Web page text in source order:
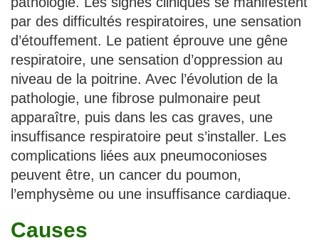
par des difficultés respiratoires, une sensation
d’étouffement. Le patient éprouve une gêne
respiratoire, une sensation d’oppression au
niveau de la poitrine. Avec l’évolution de la
pathologie, une fibrose pulmonaire peut
apparaître, puis dans les cas graves, une
insuffisance respiratoire peut s’installer. Les
complications liées aux pneumoconioses
peuvent être, un cancer du poumon,
l’emphysème ou une insuffisance cardiaque.
Causes